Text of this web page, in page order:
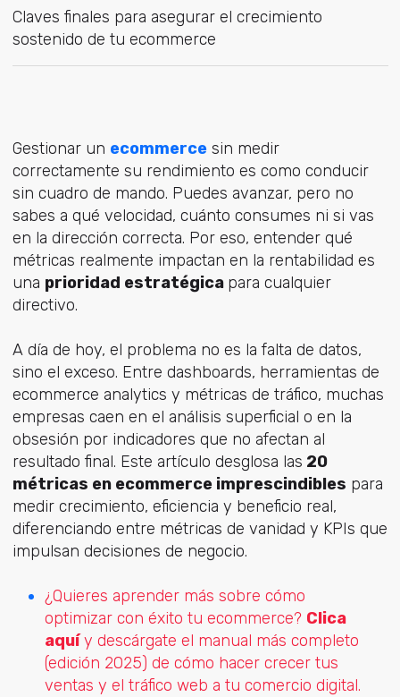
Claves finales para asegurar el crecimiento
sostenido de tu ecommerce
Gestionar un ecommercesin medir
correctamente su rendimiento es como conducir
sin cuadro de mando. Puedes avanzar, pero no
sabes a qué velocidad, cuánto consumes ni si vas
en la dirección correcta. Por eso, entender qué
métricas realmente impactan en la rentabilidad es
una prioridad estratégica para cualquier
directivo.
A día de hoy, el problema no es la falta de datos,
sino el exceso. Entre dashboards, herramientas de
ecommerce analytics y métricas de tráfico, muchas
empresas caen en el análisis superficial o en la
obsesión por indicadores que no afectan al
resultado final. Este artículo desglosa las 20
métricas en ecommerce imprescindibles para
medir crecimiento, eficiencia y beneficio real,
diferenciando entre métricas de vanidad y KPIs que
impulsan decisiones de negocio.
¿Quieres aprender más sobre cómo
optimizar con éxito tu ecommerce? Clica
aquíy descárgate el manual más completo
(edición 2025) de cómo hacer crecer tus
ventas y el tráfico web a tu comercio digital.